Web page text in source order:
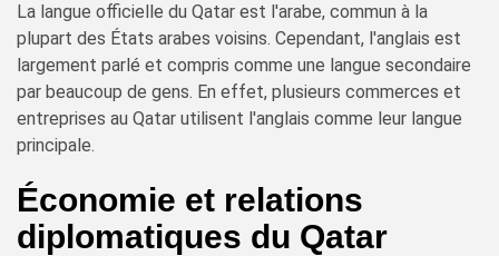
La langue officielle du Qatar est l'arabe, commun à la
plupart des États arabes voisins. Cependant, l'anglais est
largement parlé et compris comme une langue secondaire
par beaucoup de gens. En effet, plusieurs commerces et
entreprises au Qatar utilisent l'anglais comme leur langue
principale.
Économie et relations
diplomatiques du Qatar